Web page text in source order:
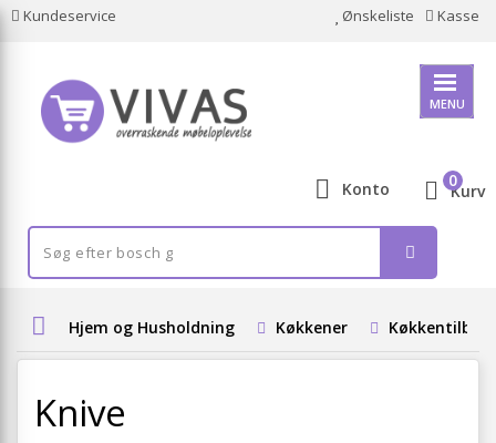
Kundeservice Ønskeliste Kasse
MENU
Konto Kurv
0
Hjem og Husholdning Køkkener
Knive